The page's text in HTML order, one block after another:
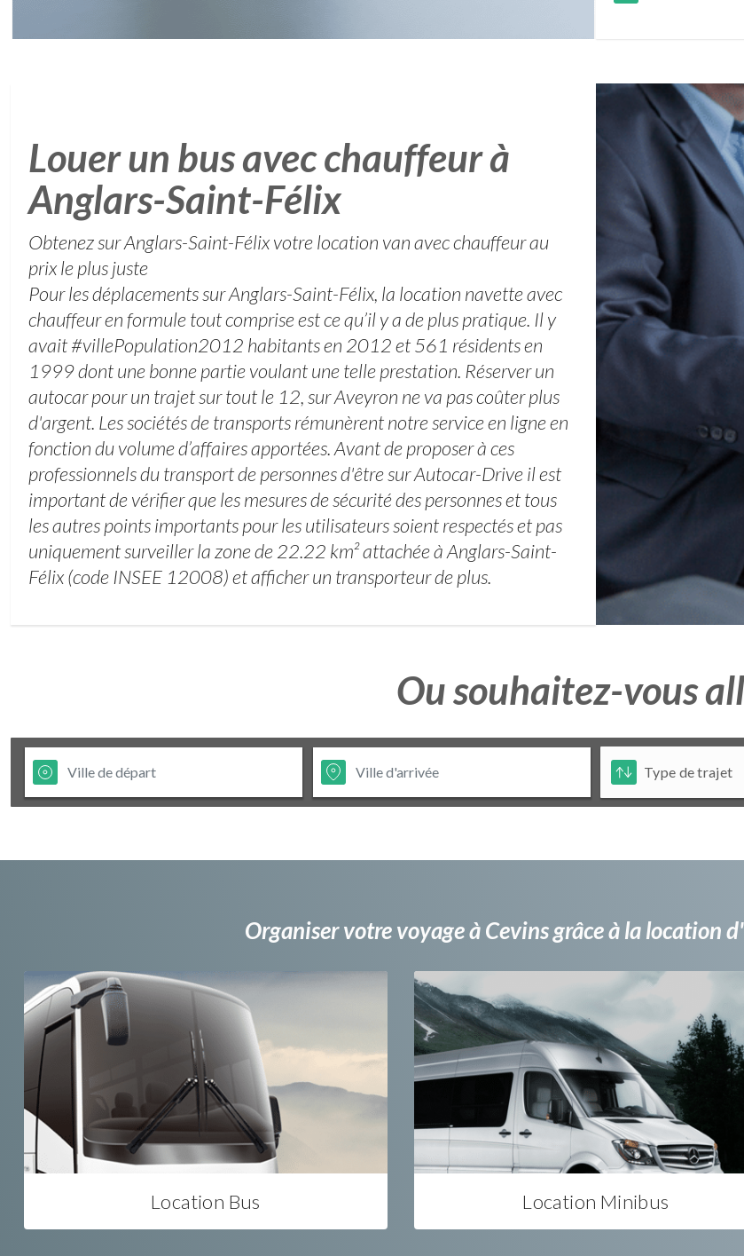
Louer un bus avec chauffeur à
Anglars-Saint-Félix
Obtenez sur Anglars-Saint-Félix votre location van avec chauffeur au
prix le plus juste
Pour les déplacements sur Anglars-Saint-Félix, la location navette avec
chauffeur en formule tout comprise est ce qu’il y a de plus pratique. Il y
avait #villePopulation2012 habitants en 2012 et 561 résidents en
1999 dont une bonne partie voulant une telle prestation. Réserver un
autocar pour un trajet sur tout le 12, sur Aveyron ne va pas coûter plus
d'argent. Les sociétés de transports rémunèrent notre service en ligne en
fonction du volume d’affaires apportées. Avant de proposer à ces
professionnels du transport de personnes d'être sur Autocar-Drive il est
important de vérifier que les mesures de sécurité des personnes et tous
les autres points importants pour les utilisateurs soient respectés et pas
uniquement surveiller la zone de 22.22 km² attachée à Anglars-Saint-
Félix (code INSEE 12008) et afficher un transporteur de plus.
Ou souhaitez-vous
Organiser votre voyage à Cevins grâce à la location
Location Bus Location Minibus